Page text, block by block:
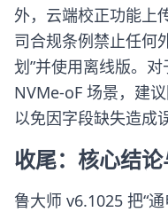
外，云端校正功能上
司合规条例禁止任何
划”并使用离线版。
NVMe-oF 场景，建
以免因字段缺失造成
收尾：核心结
鲁大师 v6.1025 把“